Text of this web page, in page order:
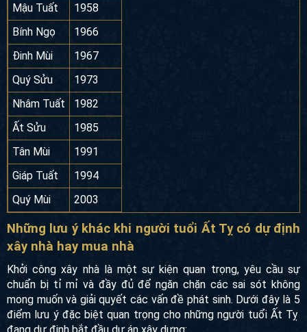
Mậu Tuất
1958
Bính Ngọ
1966
Đinh Mùi
1967
Quý Sửu
1973
Nhâm Tuất
1982
Ất Sửu
1985
Tân Mùi
1991
Giáp Tuất
1994
Quý Mùi
2003
Những lưu ý khác khi người tuổi Ất Tỵ có dự định
xây nhà hay mua nhà
Khởi công xây nhà là một sự kiện quan trọng, yêu cầu sự
chuẩn bị tỉ mỉ và đầy đủ để ngăn chặn các sai sót không
mong muốn và giải quyết các vấn đề phát sinh. Dưới đây là 5
điểm lưu ý đặc biệt quan trọng cho những người tuổi Ất Tỵ
đang dự định bắt đầu dự án xây dựng: